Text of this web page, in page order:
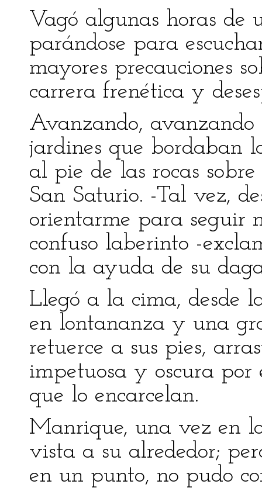
Vagó algunas horas de
parándose para
mayores precauciones
carrera frenética y
Avanzando, avanzando
jardines que bordaban
al pie de las rocas
San Saturio. -Tal vez,
orientarme para seguir
confuso laberinto -
con la ayuda de su
Llegó a la cima, desde
en lontananza y una
retuerce a sus pies,
impetuosa y oscura por
que lo encarcelan.
Manrique, una vez en
vista a su alrededor;
en un punto, no pudo